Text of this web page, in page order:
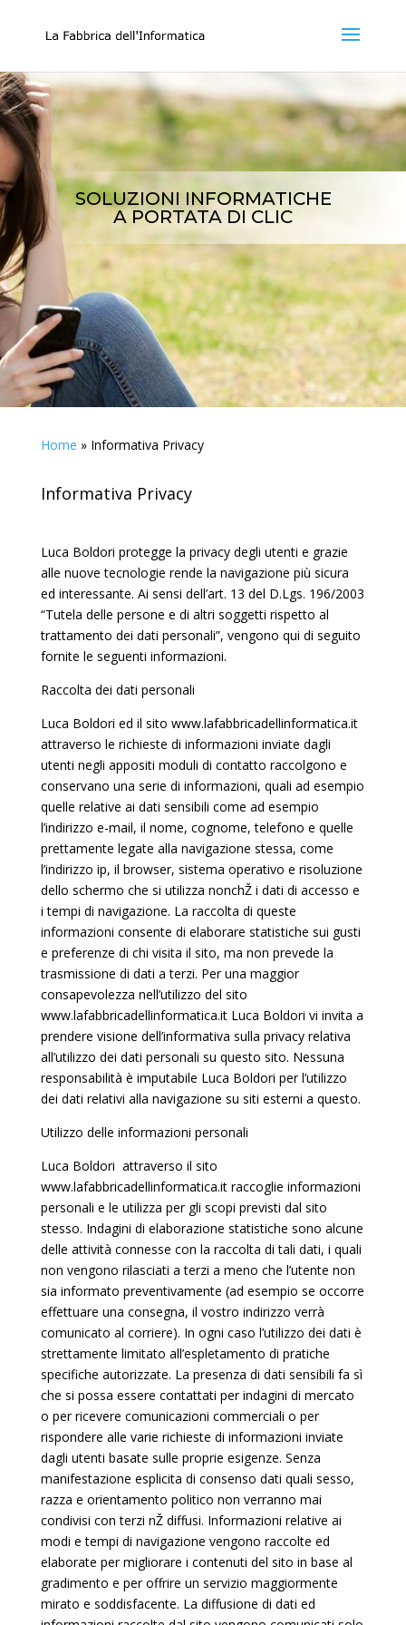
SOLUZIONI INFORMATICHE
A PORTATA DI CLIC
Home » Informativa Privacy
Informativa Privacy
Luca Boldori protegge la privacy degli utenti e grazie
alle nuove tecnologie rende la navigazione più sicura
ed interessante. Ai sensi dell’art. 13 del D.Lgs. 196/2003
“Tutela delle persone e di altri soggetti rispetto al
trattamento dei dati personali”, vengono qui di seguito
fornite le seguenti informazioni.
Raccolta dei dati personali
Luca Boldori ed il sito www.lafabbricadellinformatica.it
attraverso le richieste di informazioni inviate dagli
utenti negli appositi moduli di contatto raccolgono e
conservano una serie di informazioni, quali ad esempio
quelle relative ai dati sensibili come ad esempio
l’indirizzo e-mail, il nome, cognome, telefono e quelle
prettamente legate alla navigazione stessa, come
l’indirizzo ip, il browser, sistema operativo e risoluzione
dello schermo che si utilizza nonchŽ i dati di accesso e
i tempi di navigazione. La raccolta di queste
informazioni consente di elaborare statistiche sui gusti
e preferenze di chi visita il sito, ma non prevede la
trasmissione di dati a terzi. Per una maggior
consapevolezza nell’utilizzo del sito
www.lafabbricadellinformatica.it Luca Boldori vi invita a
prendere visione dell’informativa sulla privacy relativa
all’utilizzo dei dati personali su questo sito. Nessuna
responsabilità è imputabile Luca Boldori per l’utilizzo
dei dati relativi alla navigazione su siti esterni a questo.
Utilizzo delle informazioni personali
Luca Boldori attraverso il sito
www.lafabbricadellinformatica.it raccoglie informazioni
personali e le utilizza per gli scopi previsti dal sito
stesso. Indagini di elaborazione statistiche sono alcune
delle attività connesse con la raccolta di tali dati, i quali
non vengono rilasciati a terzi a meno che l’utente non
sia informato preventivamente (ad esempio se occorre
effettuare una consegna, il vostro indirizzo verrà
comunicato al corriere). In ogni caso l’utilizzo dei dati è
strettamente limitato all’espletamento di pratiche
specifiche autorizzate. La presenza di dati sensibili fa sì
che si possa essere contattati per indagini di mercato
o per ricevere comunicazioni commerciali o per
rispondere alle varie richieste di informazioni inviate
dagli utenti basate sulle proprie esigenze. Senza
manifestazione esplicita di consenso dati quali sesso,
razza e orientamento politico non verranno mai
condivisi con terzi nŽ diffusi. Informazioni relative ai
modi e tempi di navigazione vengono raccolte ed
elaborate per migliorare i contenuti del sito in base al
gradimento e per offrire un servizio maggiormente
mirato e soddisfacente. La diffusione di dati ed